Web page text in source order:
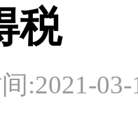
税
:2021-